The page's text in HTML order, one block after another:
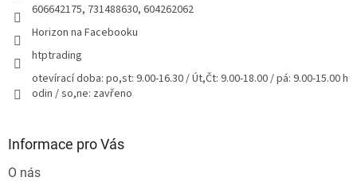
606642175, 731488630, 604262062
Horizon na Facebooku
htptrading
otevírací doba: po,st: 9.00-16.30 / Út,Čt: 9.00-18.00 / pá: 9.00-15.00 h
odin / so,ne: zavřeno
Informace pro Vás
O nás